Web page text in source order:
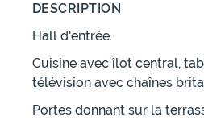
DESCRIPTION
Hall d'entrée.
Cuisine avec îlot central,
télévision avec chaînes
Portes donnant sur la